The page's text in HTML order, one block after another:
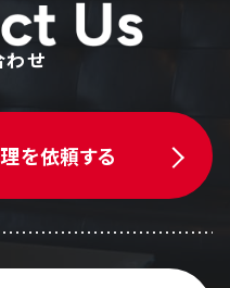
わせ
を依頼する